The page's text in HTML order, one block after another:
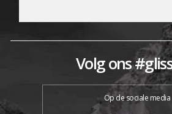
Volg ons
Op de sociale media